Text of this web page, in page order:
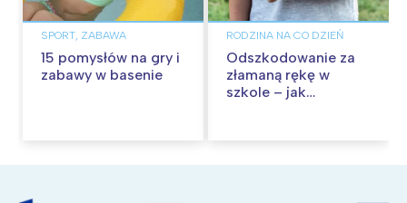
SPORT, ZABAWA
15 pomysłów na gry i
zabawy w basenie
RODZINA NA CO DZIEŃ
Odszkodowanie za
złamaną rękę w
szkole – jak